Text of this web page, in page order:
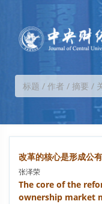
改革的核心是形成公
张泽荣
The core of the
ownership market